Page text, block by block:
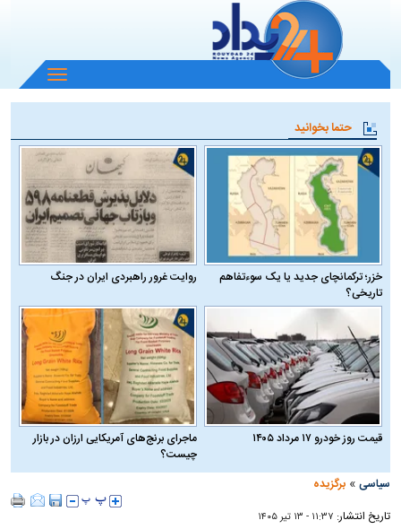
باز
و
منو
حتما بخوانید
خزر؛ ترکمانچای جدید یا یک سوءتفاهم
تاریخی؟
روایت غرور راهبردی ایران در جنگ
قیمت روز خودرو ۱۷ مرداد ۱۴۰۵
ماجرای برنج‌های آمریکایی ارزان در بازار
چیست؟
سیاسی »برگزیده
تاریخ انتشار: ۱۱:۳۷ - ۱۳ تير ۱۴۰۵